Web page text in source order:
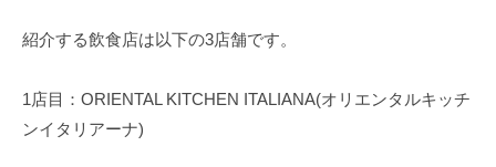
紹介する飲食店は以下の3店舗です。
1店目：ORIENTAL KITCHEN ITALIANA(オリエンタルキッチ
ンイタリアーナ)